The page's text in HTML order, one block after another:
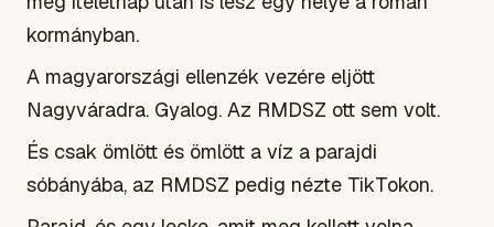
kormányban.
A magyarországi ellenzék vezére eljött
Nagyváradra. Gyalog. Az RMDSZ ott sem volt.
És csak ömlött és ömlött a víz a parajdi
sóbányába, az RMDSZ pedig nézte TikTokon.